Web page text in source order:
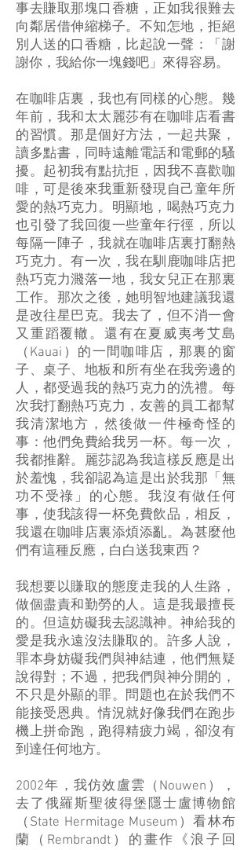
事去賺取那塊口香糖，正如我很難去
向鄰居借伸縮梯子。不知怎地，拒絕
別人送的口香糖，比起說一聲：「謝
謝你，我給你一塊錢吧」來得容易。
在咖啡店裏，我也有同樣的心態。幾
年前，我和太太麗莎有在咖啡店看書
的習慣。那是個好方法，一起共聚，
讀多點書，同時遠離電話和電郵的騷
擾。起初我有點抗拒，因我不喜歡咖
啡，可是後來我重新發現自己童年所
愛的熱巧克力。明顯地，喝熱巧克力
也引發了我回復一些童年行徑，所以
每隔一陣子，我就在咖啡店裏打翻熱
巧克力。有一次，我在馴鹿咖啡店把
熱巧克力濺落一地，我女兒正在那裏
工作。那次之後，她明智地建議我還
是改往星巴克。我去了，但不消一會
又重蹈覆轍。還有在夏威夷考艾島
（Kauai）的一間咖啡店，那裏的窗
子、桌子、地板和所有坐在我旁邊的
人，都受過我的熱巧克力的洗禮。每
次我打翻熱巧克力，友善的員工都幫
我清潔地方，然後做一件極奇怪的
事：他們免費給我另一杯。每一次，
我都推辭。麗莎認為我這樣反應是出
於羞愧，我卻認為這是出於我那「無
功不受祿」的心態。我沒有做任何
事，使我該得一杯免費飲品，相反，
我還在咖啡店裏添煩添亂。為甚麼他
們有這種反應，白白送我東西？
我想要以賺取的態度走我的人生路，
做個盡責和勤勞的人。這是我最擅長
的。但這妨礙我去認識神。神給我的
愛是我永遠沒法賺取的。許多人說，
罪本身妨礙我們與神結連，他們無疑
說得對；不過，把我們與神分開的，
不只是外顯的罪。問題也在於我們不
能接受恩典。情況就好像我們在跑步
機上拼命跑，跑得精疲力竭，卻沒有
到達任何地方。
2002年，我仿效盧雲（Nouwen），
去了俄羅斯聖彼得堡隱士盧博物館
（State Hermitage Museum）看林布
蘭（Rembrandt）的畫作《浪子回